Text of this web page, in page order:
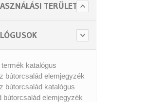
TERÜLET
katalógus
bútorcsalád elemjegyzék
bútorcsalád katalógus
bútorcsalád elemjegyzék